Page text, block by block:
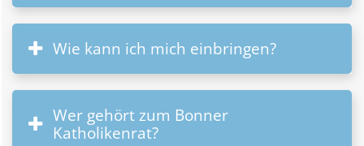
Wie kann ich mich einbringen?
Wer gehört zum Bonner
Katholikenrat?